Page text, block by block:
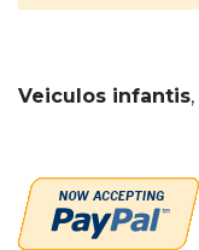
Veiculos infantis,